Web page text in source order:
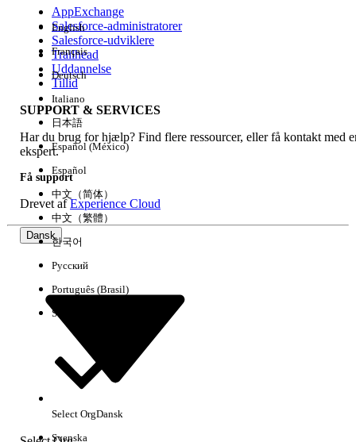
Experience
Ryd alle Udført
Her er nogle søgetips
Kontroller stavemåden for dine søgeord.
AppExchange
Salesforce-administratorer
Salesforce-udviklere
Trailhead
Uddannelse
Tillid
SUPPORT & SERVICES
Har du brug for hjælp? Find flere ressourcer, eller få kontakt med
ekspert.
Få support
Drevet afExperience Cloud
Dansk
English
Français
Deutsch
Italiano
日本語
Español (México)
Español
中文（简体）
中文（繁體）
한국어
Русский
Português (Brasil)
Suomi
Select OrgDansk
Svenska